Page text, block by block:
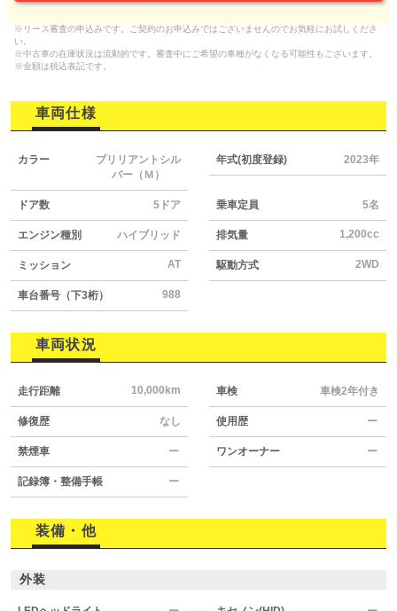
※リース審査の申込みです。ご契約のお申込みではございませんのでお気軽にお試しくださ
い。
※中古車の在庫状況は流動的です。審査中にご希望の車種がなくなる可能性もございます。
※金額は税込表記です。
車両仕様
カラー
ブリリアントシル
バー（Ｍ）
年式(初度登録) 2023年
ドア数 5ドア 乗車定員 5名
エンジン種別 ハイブリッド 排気量 1,200cc
ミッション AT 駆動方式 2WD
車台番号（下3桁） 988
車両状況
走行距離 10,000km 車検 車検2年付き
修復歴 なし 使用歴 ー
禁煙車 ー ワンオーナー ー
記録簿・整備手帳 ー
装備・他
外装